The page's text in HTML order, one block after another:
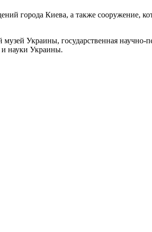
города Киева, а также сооружение,
Украины, государственная научно-
и науки Украины.